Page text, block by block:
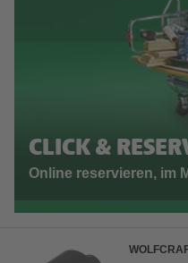
CLICK &
Online reservieren, im